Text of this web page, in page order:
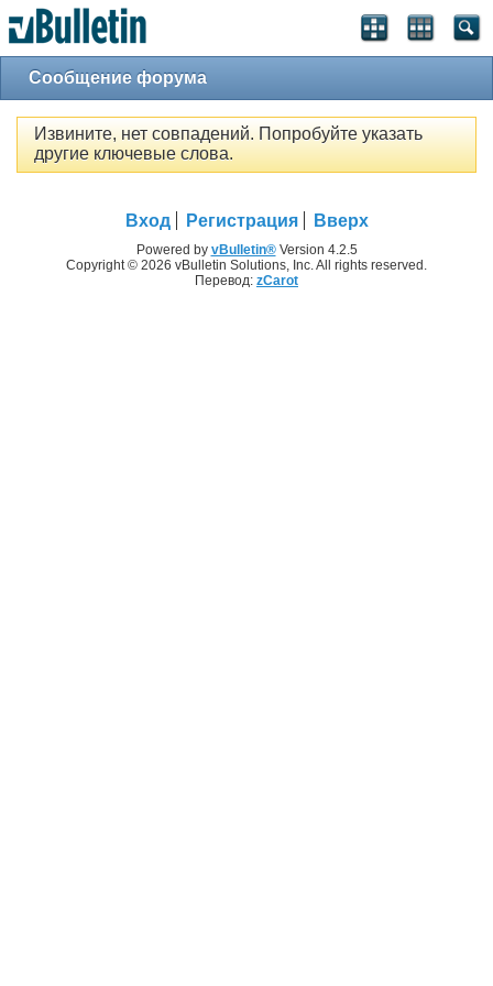
Сообщение форума
Извините, нет совпадений. Попробуйте указать
другие ключевые слова.
Вход Регистрация Вверх
Powered by vBulletin®Version 4.2.5
Copyright © 2026 vBulletin Solutions, Inc. All rights reserved.
Перевод: zCarot